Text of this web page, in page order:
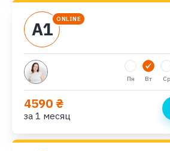
ONLINE
А1
Пн Вт Ср
4590 ₴
за 1 месяц